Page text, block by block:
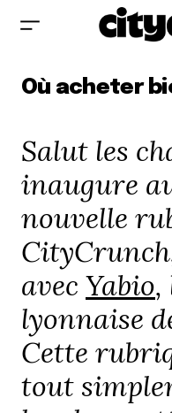
Où acheter
Salut les
inaugure
nouvelle
avec Yabio,
lyonnaise
Cette
tout